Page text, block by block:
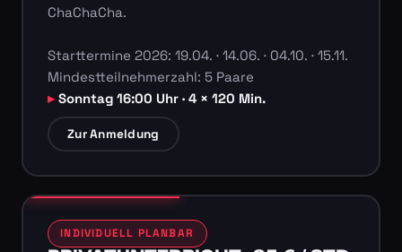
ChaChaCha.
Starttermine 2026: 19.04. · 14.06. · 04.10. · 15.11.
Mindestteilnehmerzahl: 5 Paare
Sonntag 16:00 Uhr · 4 × 120 Min.
Zur Anmeldung
INDIVIDUELL PLANBAR